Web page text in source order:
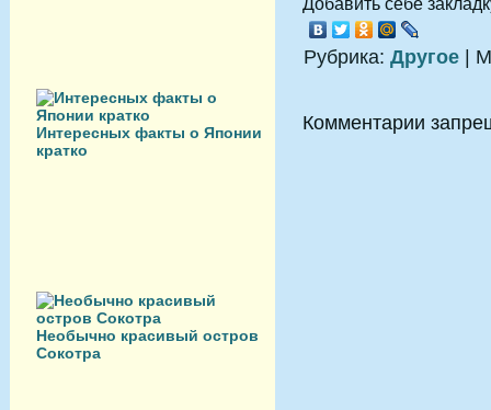
Интересных факты о Японии
кратко
Необычно красивый остров
Сокотра
Рубрика: Другое |
Комментарии